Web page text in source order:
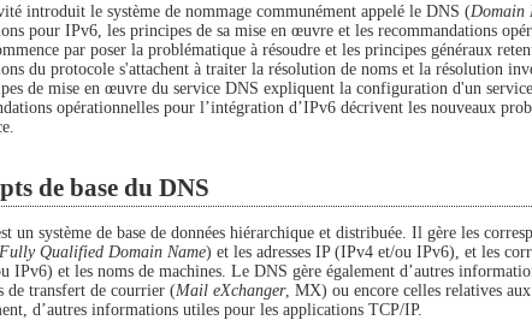
introduit le système de nommage communément appelé le DNS (Domain
pour IPv6, les principes de sa mise en œuvre et les recommandations
par poser la problématique à résoudre et les principes généraux
du protocole s'attachent à traiter la résolution de noms et la résolution
de mise en œuvre du service DNS expliquent la configuration d'un
opérationnelles pour l’intégration d’IPv6 décrivent les nouveaux
de base du DNS
un système de base de données hiérarchique et distribuée. Il gère les
Fully Qualified Domain Name) et les adresses IP (IPv4 et/ou IPv6), et les
IPv6) et les noms de machines. Le DNS gère également d’autres
de transfert de courrier (Mail eXchanger, MX) ou encore celles relatives
d’autres informations utiles pour les applications TCP/IP.